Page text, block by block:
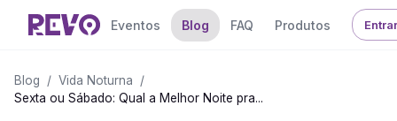
Eventos Blog FAQ Produtos
Blog / Vida Noturna
/
Sexta ou Sábado: Qual a Melhor Noite pra...